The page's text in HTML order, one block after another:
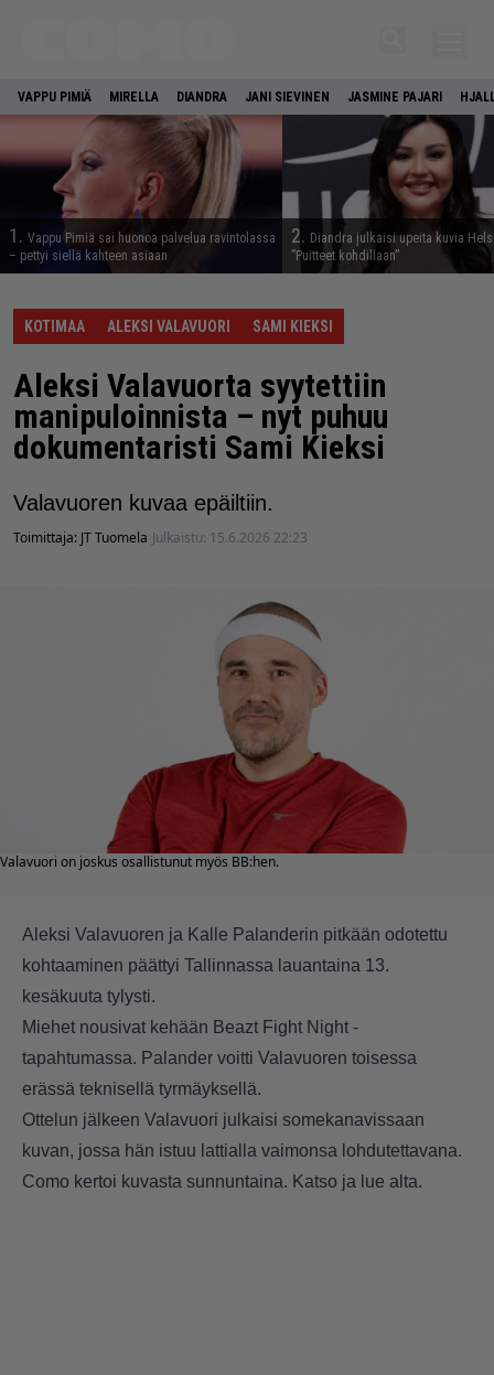
VAPPU PIMIÄ MIRELLA DIANDRA JANI SIEVINEN JASMINE PAJARI
1. Vappu Pimiä sai huonoa palvelua ravintolassa
– pettyi siellä kahteen asiaan
2. Diandra julkaisi upeita kuvia
”Puitteet kohdillaan”
KOTIMAA ALEKSI VALAVUORI SAMI KIEKSI
Aleksi Valavuorta syytettiin
manipuloinnista – nyt puhuu
dokumentaristi Sami Kieksi
Valavuoren kuvaa epäiltiin.
Toimittaja: JT Tuomela Julkaistu: 15.6.2026 22:23
Valavuori on joskus osallistunut myös BB:hen.
Aleksi Valavuoren ja Kalle Palanderin pitkään odotettu
kohtaaminen päättyi Tallinnassa lauantaina 13.
kesäkuuta tylysti.
Miehet nousivat kehään Beazt Fight Night -
tapahtumassa. Palander voitti Valavuoren toisessa
erässä teknisellä tyrmäyksellä.
Ottelun jälkeen Valavuori julkaisi somekanavissaan
kuvan, jossa hän istuu lattialla vaimonsa lohdutettavana.
Como kertoi kuvasta sunnuntaina. Katso ja lue alta.